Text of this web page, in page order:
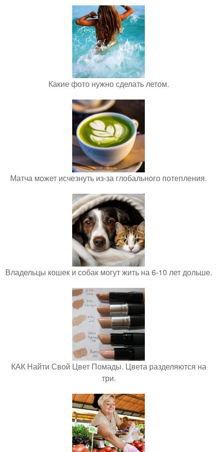
Какие фото нужно сделать летом.
Матча может исчезнуть из-за глобального потепления.
Владельцы кошек и собак могут жить на 6-10 лет дольше.
КАК Найти Свой Цвет Помады. Цвета разделяются на
три.